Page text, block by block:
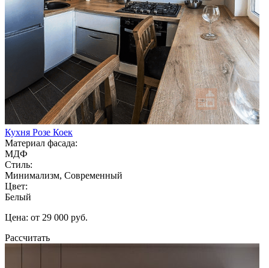
Кухня Розе Коек
Материал фасада:
МДФ
Стиль:
Минимализм, Современный
Цвет:
Белый
Цена: от 29 000 руб.
Рассчитать